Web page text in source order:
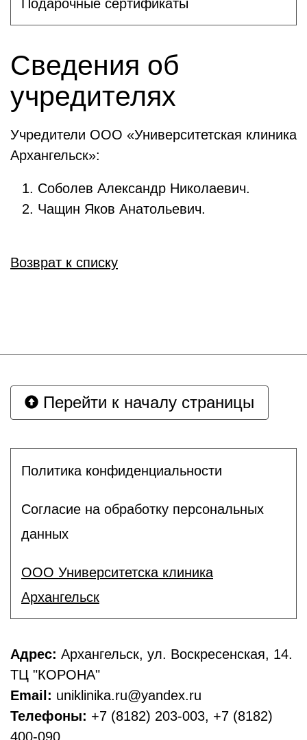
Подарочные сертификаты
Сведения об
учредителях
Учредители ООО «Университетская клиника
Архангельск»:
Соболев Александр Николаевич.
Чащин Яков Анатольевич.
Возврат к списку
Перейти к началу страницы
Политика конфиденциальности
Согласие на обработку персональных
данных
ООО Университетска клиника
Архангельск
Адрес: Архангельск, ул. Воскресенская, 14.
ТЦ "КОРОНА"
Email: uniklinika.ru@yandex.ru
Телефоны: +7 (8182) 203-003, +7 (8182)
400-090